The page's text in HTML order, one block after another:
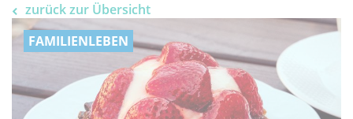
zurück zur Übersicht
FAMILIENLEBEN